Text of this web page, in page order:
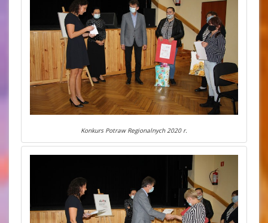
Konkurs Potraw Regionalnych 2020 r.